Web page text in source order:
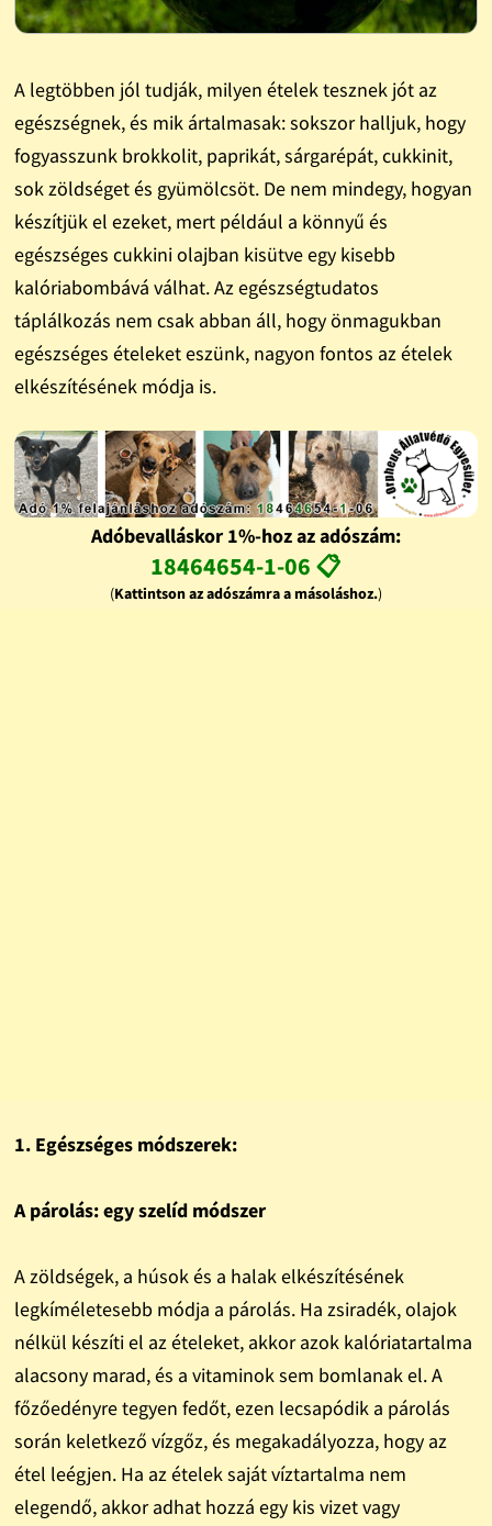
A legtöbben jól tudják, milyen ételek tesznek jót az
egészségnek, és mik ártalmasak: sokszor halljuk, hogy
fogyasszunk brokkolit, paprikát, sárgarépát, cukkinit,
sok zöldséget és gyümölcsöt. De nem mindegy, hogyan
készítjük el ezeket, mert például a könnyű és
egészséges cukkini olajban kisütve egy kisebb
kalóriabombává válhat. Az egészségtudatos
táplálkozás nem csak abban áll, hogy önmagukban
egészséges ételeket eszünk, nagyon fontos az ételek
elkészítésének módja is.
Adóbevalláskor 1%-hoz az adószám:
18464654-1-06 📋
(Kattintson az adószámra a másoláshoz.)
1. Egészséges módszerek:
A párolás: egy szelíd módszer
A zöldségek, a húsok és a halak elkészítésének
legkíméletesebb módja a párolás. Ha zsiradék, olajok
nélkül készíti el az ételeket, akkor azok kalóriatartalma
alacsony marad, és a vitaminok sem bomlanak el. A
főzőedényre tegyen fedőt, ezen lecsapódik a párolás
során keletkező vízgőz, és megakadályozza, hogy az
étel leégjen. Ha az ételek saját víztartalma nem
elegendő, akkor adhat hozzá egy kis vizet vagy